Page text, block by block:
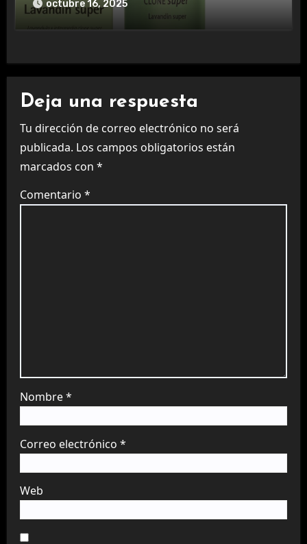
octubre 16, 2025
Deja una respuesta
Tu dirección de correo electrónico no será
publicada. Los campos obligatorios están
marcados con *
Comentario *
Nombre*
Correo electrónico *
Web